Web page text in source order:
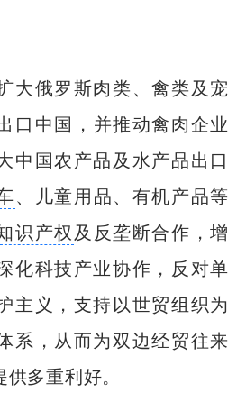
大俄罗斯肉类、禽类及宠
口中国，并推动禽肉企业
中国农产品及水产品出口
、儿童用品、有机产品等
识产权及反垄断合作，增
化科技产业协作，反对单
主义，支持以世贸组织为
系，从而为双边经贸往来
多重利好。